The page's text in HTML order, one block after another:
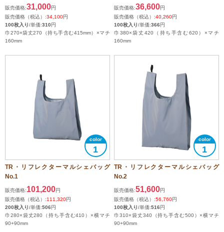
販売価格:31,000円
販売価格（税込）:34,100円
100枚入り/単価:310円
巾270×袋丈270（持ち手含む415mm）×マチ
160mm
販売価格:36,600円
販売価格（税込）:40,260円
100枚入り/単価:366円
巾380×袋丈420（持ち手含む620）×マチ
160mm
1
TR・リフレクターマルシェバッグ
No.1
販売価格:101,200円
販売価格（税込）:111,320円
200枚入り/単価:506円
巾280×袋丈280（持ち手含む410）×横マチ
90+90mm
1
TR・リフレクターマルシェバッグ
No.2
販売価格:51,600円
販売価格（税込）:56,760円
100枚入り/単価:516円
巾310×袋丈340（持ち手含む500）×横マチ
90+90mm